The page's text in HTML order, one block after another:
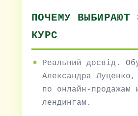
ПОЧЕМУ ВЫБИРАЮТ
КУРС
Реальний досвід.
Александра Луценко,
по онлайн-продажам
лендингам.